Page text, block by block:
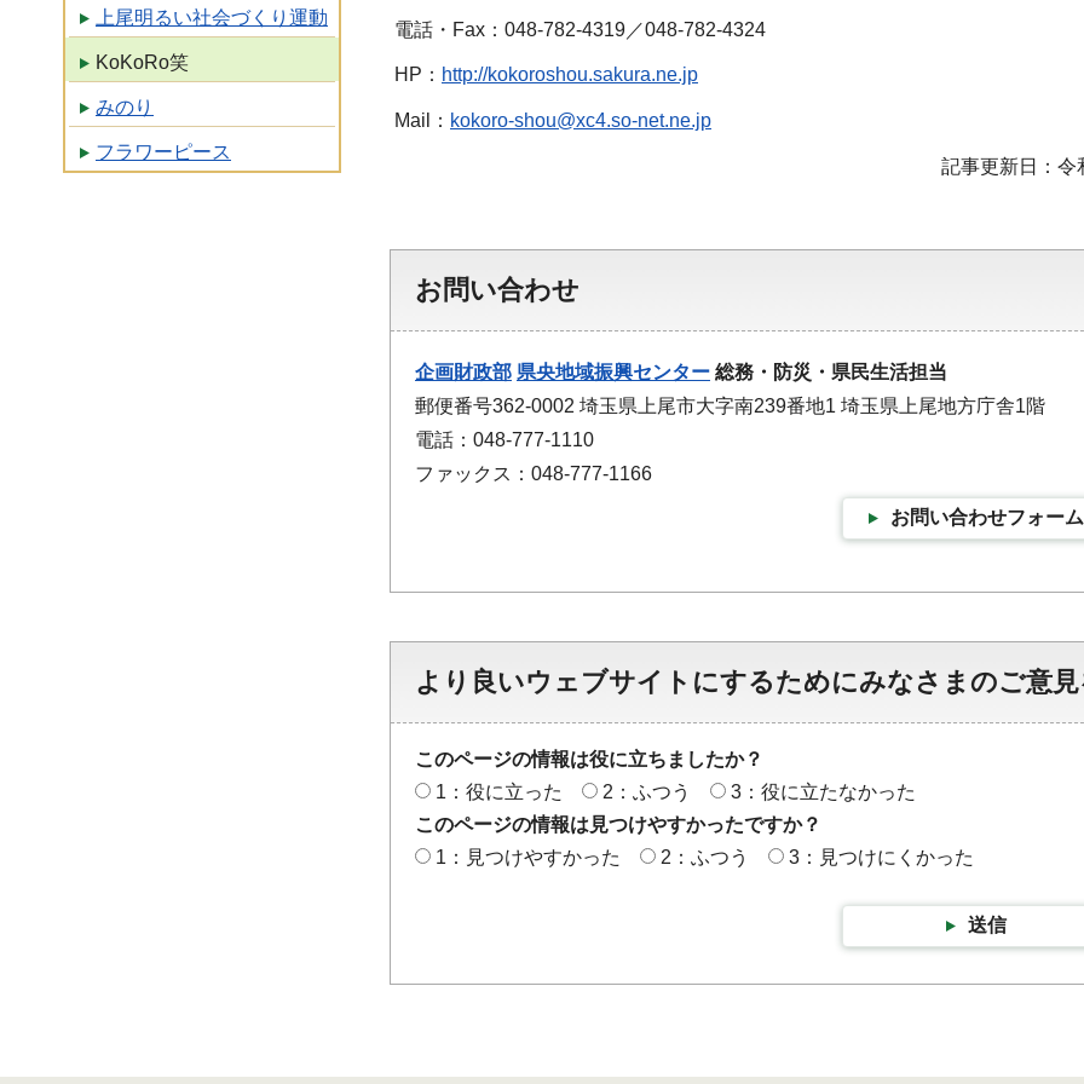
上尾明るい社会づくり運動
KoKoRo笑
みのり
フラワーピース
電話・Fax：048-782-4319／048-782-4324
HP： http://kokoroshou.sakura.ne.jp
Mail： kokoro-shou@xc4.so-net.ne.jp
記事更新日：令
お問い合わせ
企画財政部 県央地域振興センター 総務・防災・県民生活担当
郵便番号362-0002 埼玉県上尾市大字南239番地1 埼玉県上尾地方庁舎1階
電話：048-777-1110
ファックス：048-777-1166
お問い合わせフォーム
より良いウェブサイトにするためにみなさまのご意
このページの情報は役に立ちましたか？
1：役に立った
2：ふつう
3：役に立たなかった
このページの情報は見つけやすかったですか？
1：見つけやすかった
2：ふつう 3：見つけにくかった
送信